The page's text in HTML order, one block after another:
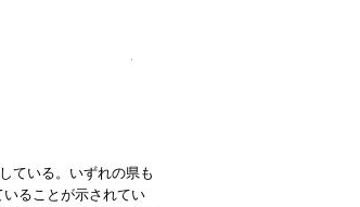
ている。いずれの県も
ることが示されてい